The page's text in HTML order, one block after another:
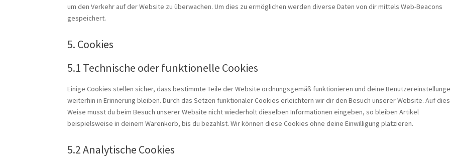
um den Verkehr auf der Website zu überwachen. Um dies zu ermöglichen werden diverse Daten von dir mittels Web-Beacons
gespeichert.
5. Cookies
5.1 Technische oder funktionelle Cookies
Einige Cookies stellen sicher, dass bestimmte Teile der Website ordnungsgemäß funktionieren und deine
weiterhin in Erinnerung bleiben. Durch das Setzen funktionaler Cookies erleichtern wir dir den Besuch unserer Website. Auf
Weise musst du beim Besuch unserer Website nicht wiederholt dieselben Informationen eingeben, so bleiben Artikel
beispielsweise in deinem Warenkorb, bis du bezahlst. Wir können diese Cookies ohne deine Einwilligung platzieren.
5.2 Analytische Cookies